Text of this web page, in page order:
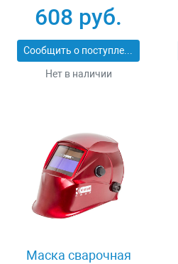
608 руб.
Сообщить о поступлении
Нет в наличии
Маска сварочная